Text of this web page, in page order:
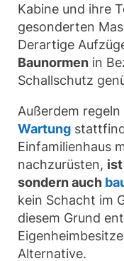
Kabine und ihre
gesonderten
Derartige
Baunormen in
Schallschutz
Außerdem
Wartung
Einfamilienhaus
nachzurüsten,
sondern auch
kein Schacht im
diesem Grund
Alternative.